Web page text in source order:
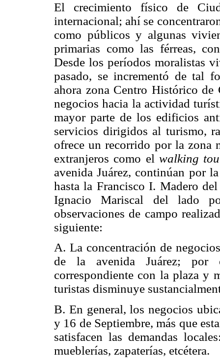
El crecimiento físico de
internacional; ahí se
como públicos y algunas
primarias como las férreas,
Desde los períodos moralistas
pasado, se incrementó de tal
ahora zona Centro Histórico
negocios hacia la actividad
mayor parte de los edificios
servicios dirigidos al turismo,
ofrece un recorrido por la zona
extranjeros como elwalking
avenida Juárez, continúan por
hasta la Francisco I. Madero
Ignacio Mariscal del lado
observaciones de campo
siguiente:
A. La concentración de
de la avenida Juárez; por
correspondiente con la plaza y
turistas disminuye
B. En general, los negocios
y 16 de Septiembre, más que
satisfacen las demandas
mueblerías, zapaterías, etcétera.